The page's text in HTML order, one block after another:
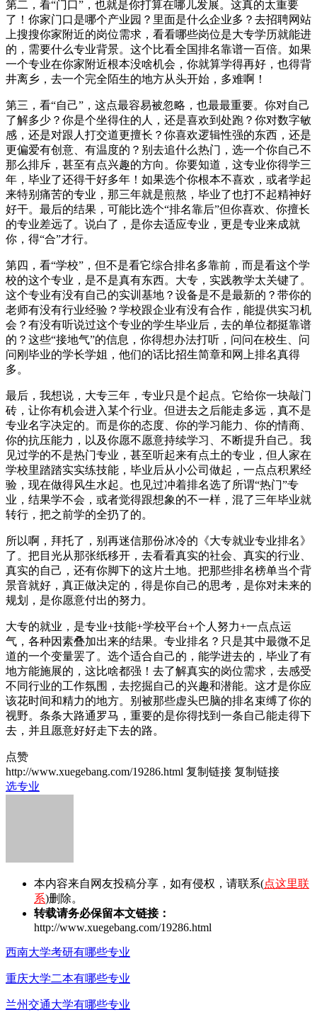
第二，看“门口”，也就是你打算在哪儿发展。这真的太重要
了！你家门口是哪个产业园？里面是什么企业多？去招聘网站
上搜搜你家附近的岗位需求，看看哪些岗位是大专学历就能进
的，需要什么专业背景。这个比看全国排名靠谱一百倍。如果
一个专业在你家附近根本没啥机会，你就算学得再好，也得背
井离乡，去一个完全陌生的地方从头开始，多难啊！
第三，看“自己”，这点最容易被忽略，也最最重要。你对自己
了解多少？你是个坐得住的人，还是喜欢到处跑？你对数字敏
感，还是对跟人打交道更擅长？你喜欢逻辑性强的东西，还是
更偏爱有创意、有温度的？别去追什么热门，选一个你自己不
那么排斥，甚至有点兴趣的方向。你要知道，这专业你得学三
年，毕业了还得干好多年！如果选个你根本不喜欢，或者学起
来特别痛苦的专业，那三年就是煎熬，毕业了也打不起精神好
好干。最后的结果，可能比选个“排名靠后”但你喜欢、你擅长
的专业差远了。说白了，是你去适应专业，更是专业来成就
你，得“合”才行。
第四，看“学校”，但不是看它综合排名多靠前，而是看这个学
校的这个专业，是不是真有东西。大专，实践教学太关键了。
这个专业有没有自己的实训基地？设备是不是最新的？带你的
老师有没有行业经验？学校跟企业有没有合作，能提供实习机
会？有没有听说过这个专业的学生毕业后，去的单位都挺靠谱
的？这些“接地气”的信息，你得想办法打听，问问在校生、问
问刚毕业的学长学姐，他们的话比招生简章和网上排名真得
多。
最后，我想说，大专三年，专业只是个起点。它给你一块敲门
砖，让你有机会进入某个行业。但进去之后能走多远，真不是
专业名字决定的。而是你的态度、你的学习能力、你的情商、
你的抗压能力，以及你愿不愿意持续学习、不断提升自己。我
见过学的不是热门专业，甚至听起来有点土的专业，但人家在
学校里踏踏实实练技能，毕业后从小公司做起，一点点积累经
验，现在做得风生水起。也见过冲着排名选了所谓“热门”专
业，结果学不会，或者觉得跟想象的不一样，混了三年毕业就
转行，把之前学的全扔了的。
所以啊，拜托了，别再迷信那份冰冷的《大专就业专业排名》
了。把目光从那张纸移开，去看看真实的社会、真实的行业、
真实的自己，还有你脚下的这片土地。把那些排名榜单当个背
景音就好，真正做决定的，得是你自己的思考，是你对未来的
规划，是你愿意付出的努力。
大专的就业，是专业+技能+学校平台+个人努力+一点点运
气，各种因素叠加出来的结果。专业排名？只是其中最微不足
道的一个变量罢了。选个适合自己的，能学进去的，毕业了有
地方能施展的，这比啥都强！去了解真实的岗位需求，去感受
不同行业的工作氛围，去挖掘自己的兴趣和潜能。这才是你应
该花时间和精力的地方。别被那些虚头巴脑的排名束缚了你的
视野。条条大路通罗马，重要的是你得找到一条自己能走得下
去，并且愿意好好走下去的路。
点赞
http://www.xuegebang.com/19286.html 复制链接 复制链接
选专业
本内容来自网友投稿分享，如有侵权，请联系(点这里联
系)删除。
转载请务必保留本文链接：
http://www.xuegebang.com/19286.html
西南大学考研有哪些专业
重庆大学二本有哪些专业
兰州交通大学有哪些专业